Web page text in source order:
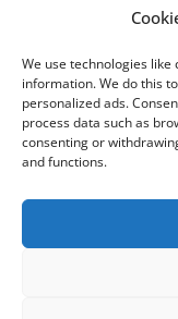
We use technologies like
information. We do this
personalized ads.
process data such as
consenting or
and functions.
Inteligência
Normas de
Redes
Segurança